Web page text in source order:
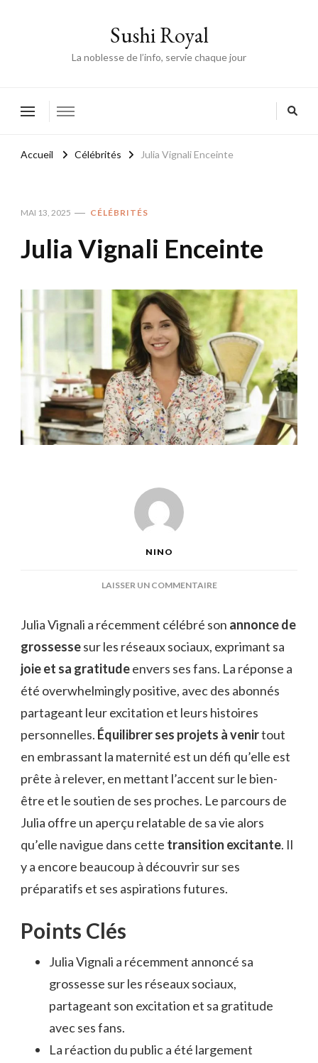
Sushi Royal
La noblesse de l’info, servie chaque jour
Accueil Célébrités Julia Vignali Enceinte
MAI 13, 2025 CÉLÉBRITÉS
Julia Vignali Enceinte
NINO
LAISSER UN COMMENTAIRESUR
ENCEINTE
Julia Vignali a récemment célébré son annonce de
grossessesur les réseaux sociaux, exprimant sa
joie et sa gratitudeenvers ses fans. La réponse a
été overwhelmingly positive, avec des abonnés
partageant leur excitation et leurs histoires
personnelles. Équilibrer ses projets à venirtout
en embrassant la maternité est un défi qu’elle est
prête à relever, en mettant l’accent sur le bien-
être et le soutien de ses proches. Le parcours de
Julia offre un aperçu relatable de sa vie alors
qu’elle navigue dans cette transition excitante. Il
y a encore beaucoup à découvrir sur ses
préparatifs et ses aspirations futures.
Points Clés
Julia Vignali a récemment annoncé sa
grossesse sur les réseaux sociaux,
partageant son excitation et sa gratitude
avec ses fans.
La réaction du public a été largement